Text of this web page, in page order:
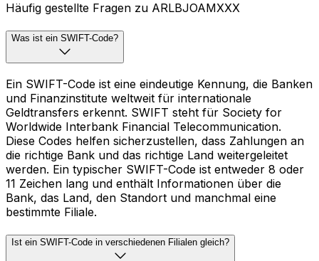
Häufig gestellte Fragen zu ARLBJOAMXXX
Was ist ein SWIFT-Code?
Ein SWIFT-Code ist eine eindeutige Kennung, die Banken
und Finanzinstitute weltweit für internationale
Geldtransfers erkennt. SWIFT steht für Society for
Worldwide Interbank Financial Telecommunication.
Diese Codes helfen sicherzustellen, dass Zahlungen an
die richtige Bank und das richtige Land weitergeleitet
werden. Ein typischer SWIFT-Code ist entweder 8 oder
11 Zeichen lang und enthält Informationen über die
Bank, das Land, den Standort und manchmal eine
bestimmte Filiale.
Ist ein SWIFT-Code in verschiedenen Filialen gleich?